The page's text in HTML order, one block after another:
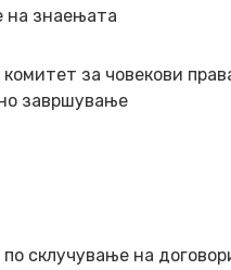
на знаењата
за човекови
завршување
склучување на